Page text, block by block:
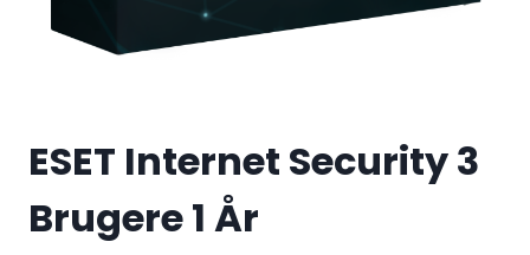
ESET Internet Security 3
Brugere 1 År